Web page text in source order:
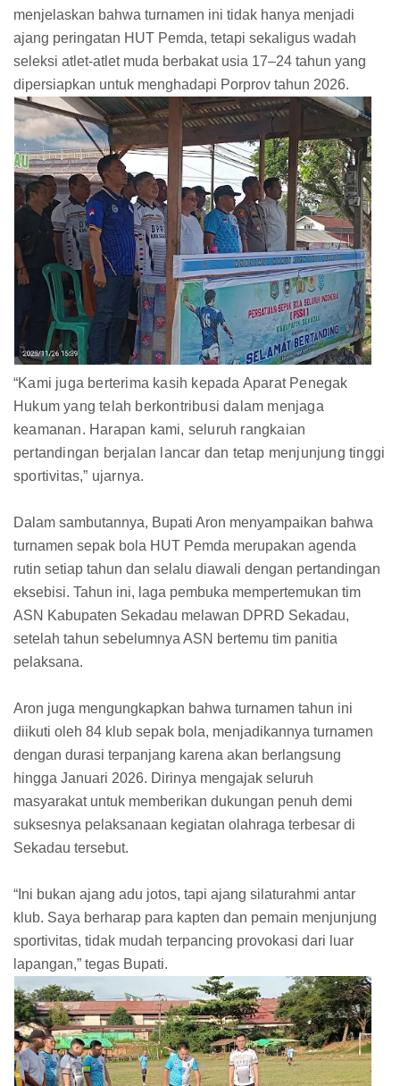
menjelaskan bahwa turnamen ini tidak hanya menjadi
ajang peringatan HUT Pemda, tetapi sekaligus wadah
seleksi atlet-atlet muda berbakat usia 17–24 tahun yang
dipersiapkan untuk menghadapi Porprov tahun 2026.
“Kami juga berterima kasih kepada Aparat Penegak
Hukum yang telah berkontribusi dalam menjaga
keamanan. Harapan kami, seluruh rangkaian
pertandingan berjalan lancar dan tetap menjunjung tinggi
sportivitas,” ujarnya.
Dalam sambutannya, Bupati Aron menyampaikan bahwa
turnamen sepak bola HUT Pemda merupakan agenda
rutin setiap tahun dan selalu diawali dengan pertandingan
eksebisi. Tahun ini, laga pembuka mempertemukan tim
ASN Kabupaten Sekadau melawan DPRD Sekadau,
setelah tahun sebelumnya ASN bertemu tim panitia
pelaksana.
Aron juga mengungkapkan bahwa turnamen tahun ini
diikuti oleh 84 klub sepak bola, menjadikannya turnamen
dengan durasi terpanjang karena akan berlangsung
hingga Januari 2026. Dirinya mengajak seluruh
masyarakat untuk memberikan dukungan penuh demi
suksesnya pelaksanaan kegiatan olahraga terbesar di
Sekadau tersebut.
“Ini bukan ajang adu jotos, tapi ajang silaturahmi antar
klub. Saya berharap para kapten dan pemain menjunjung
sportivitas, tidak mudah terpancing provokasi dari luar
lapangan,” tegas Bupati.